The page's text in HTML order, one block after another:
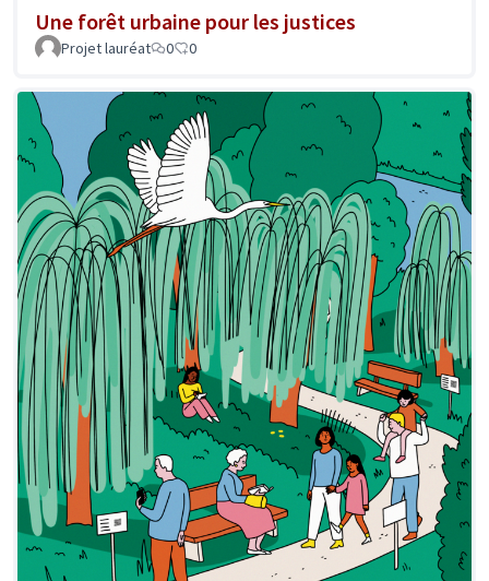
Une forêt urbaine pour les justices
Projet lauréat 0 0